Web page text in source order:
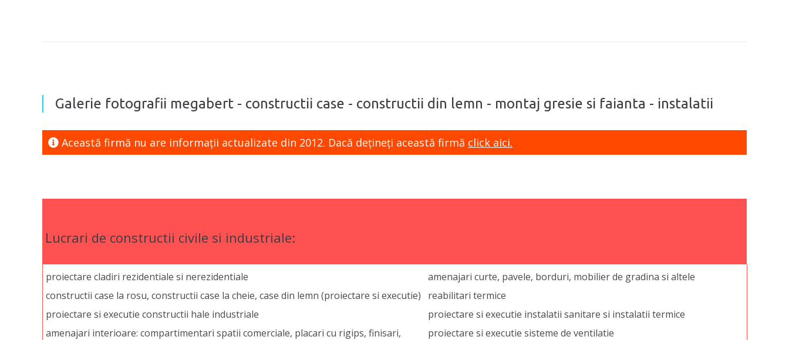
Galerie fotografii megabert - constructii case - constructii din lemn - montaj gresie si faianta - instalatii
Această firmă nu are informaţii actualizate din 2012. Dacă dețineți această firmă click aici.
Lucrari de constructii civile si industriale:
proiectare cladiri rezidentiale si nerezidentiale
constructii case la rosu, constructii case la cheie, case din lemn (proiectare si executie)
proiectare si executie constructii hale industriale
amenajari interioare: compartimentari spatii comerciale, placari cu rigips, finisari,
amenajari curte, pavele, borduri, mobilier de gradina si altele
reabilitari termice
proiectare si executie instalatii sanitare si instalatii termice
proiectare si executie sisteme de ventilatie